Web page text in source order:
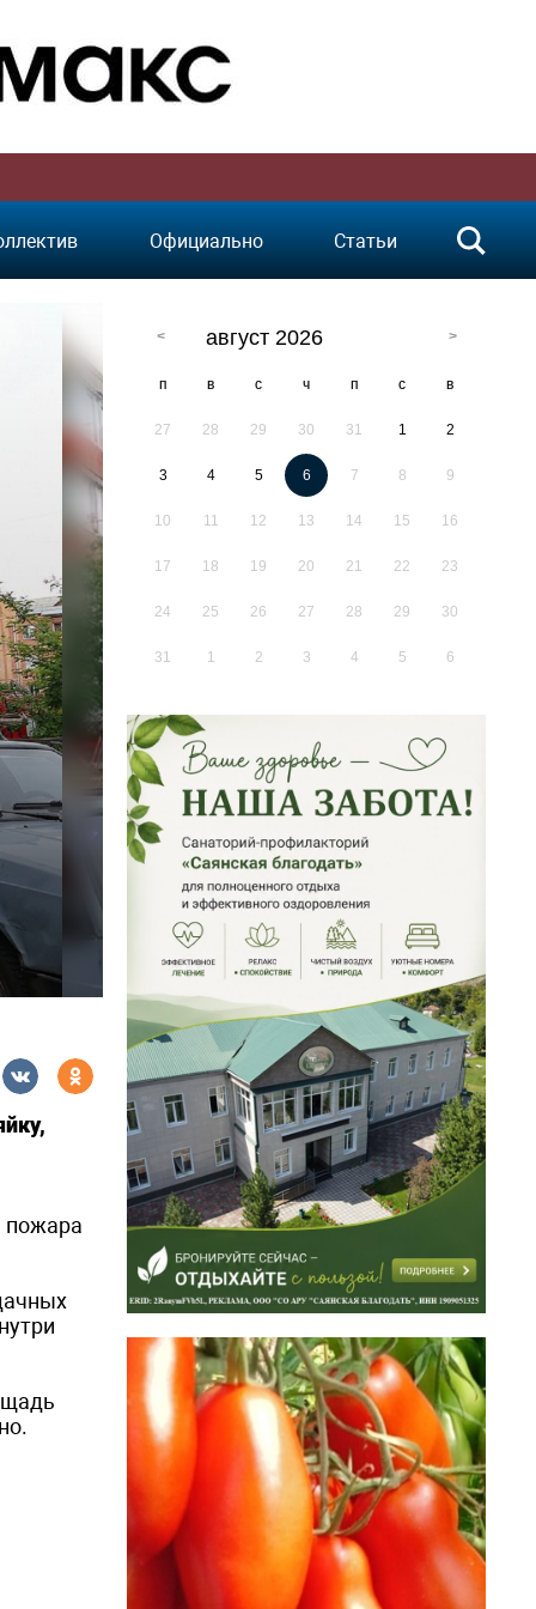
Официально Статьи
пожара
август 2026
п в с ч п с в
27 28 29 30 31 1 2
3 4 5 6 7 8 9
10 11 12 13 14 15 16
17 18 19 20 21 22 23
24 25 26 27 28 29 30
31 1 2 3 4 5 6